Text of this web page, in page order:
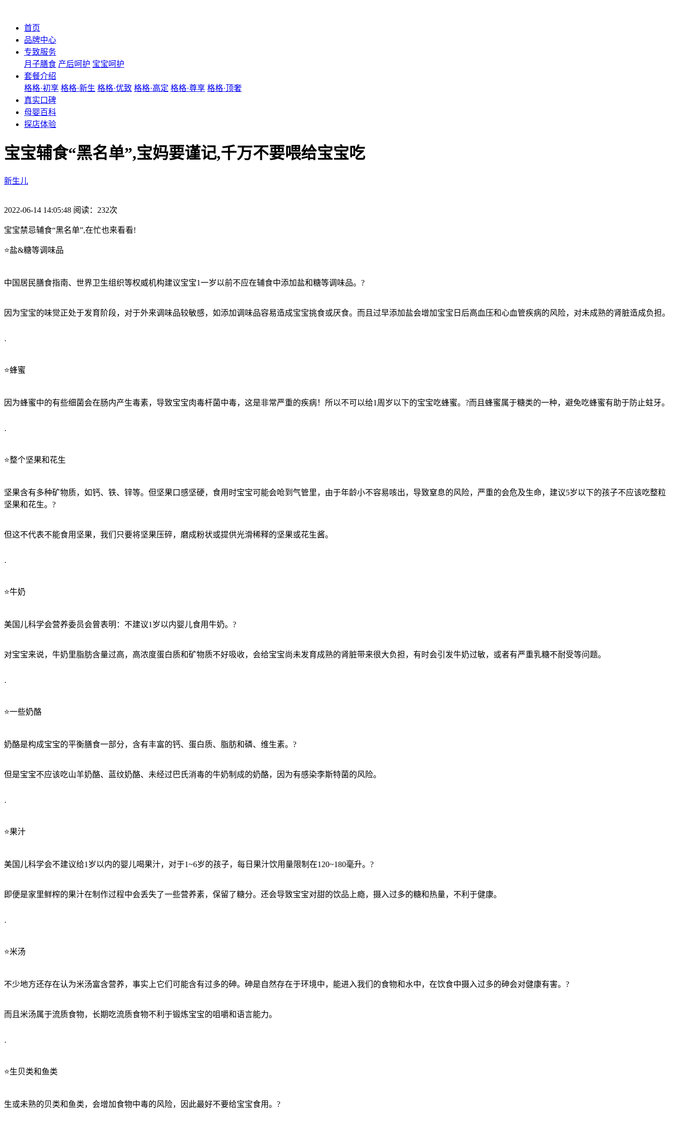
首页
品牌中心
专致服务
月子膳食 产后呵护 宝宝呵护
套餐介绍
格格·初享 格格·新生 格格·优致 格格·高定 格格·尊享 格格·顶奢
真实口碑
母婴百科
探店体验
宝宝辅食“黑名单”,宝妈要谨记,千万不要喂给宝宝吃
新生儿
2022-06-14 14:05:48 阅读：232次
宝宝禁忌辅食“黑名单”,在忙也来看看!
⭐️盐&糖等调味品
中国居民膳食指南、世界卫生组织等权威机构建议宝宝1一岁以前不应在辅食中添加盐和糖等调味品。?
因为宝宝的味觉正处于发育阶段，对于外来调味品较敏感，如添加调味品容易造成宝宝挑食或厌食。而且过早添加盐会增加宝宝日后高血压和心血管疾病的风险，对未成熟的肾脏造成负担。
·
⭐️蜂蜜
因为蜂蜜中的有些细菌会在肠内产生毒素，导致宝宝肉毒杆菌中毒，这是非常严重的疾病！所以不可以给1周岁以下的宝宝吃蜂蜜。?而且蜂蜜属于糖类的一种，避免吃蜂蜜有助于防止蛀牙。
·
⭐️整个坚果和花生
坚果含有多种矿物质，如钙、铁、锌等。但坚果口感坚硬，食用时宝宝可能会呛到气管里，由于年龄小不容易咳出，导致窒息的风险，严重的会危及生命，建议5岁以下的孩子不应该吃整粒
坚果和花生。?
但这不代表不能食用坚果，我们只要将坚果压碎，磨成粉状或提供光滑稀释的坚果或花生酱。
·
⭐️牛奶
美国儿科学会营养委员会曾表明：不建议1岁以内婴儿食用牛奶。?
对宝宝来说，牛奶里脂肪含量过高，高浓度蛋白质和矿物质不好吸收，会给宝宝尚未发育成熟的肾脏带来很大负担，有时会引发牛奶过敏，或者有严重乳糖不耐受等问题。
·
⭐️一些奶酪
奶酪是构成宝宝的平衡膳食一部分，含有丰富的钙、蛋白质、脂肪和磷、维生素。?
但是宝宝不应该吃山羊奶酪、蓝纹奶酪、未经过巴氏消毒的牛奶制成的奶酪，因为有感染李斯特菌的风险。
·
⭐️果汁
美国儿科学会不建议给1岁以内的婴儿喝果汁，对于1~6岁的孩子，每日果汁饮用量限制在120~180毫升。?
即便是家里鲜榨的果汁在制作过程中会丢失了一些营养素，保留了糖分。还会导致宝宝对甜的饮品上瘾，摄入过多的糖和热量，不利于健康。
·
⭐️米汤
不少地方还存在认为米汤富含营养，事实上它们可能含有过多的砷。砷是自然存在于环境中，能进入我们的食物和水中，在饮食中摄入过多的砷会对健康有害。?
而且米汤属于流质食物，长期吃流质食物不利于锻炼宝宝的咀嚼和语言能力。
·
⭐️生贝类和鱼类
生或未熟的贝类和鱼类，会增加食物中毒的风险，因此最好不要给宝宝食用。?